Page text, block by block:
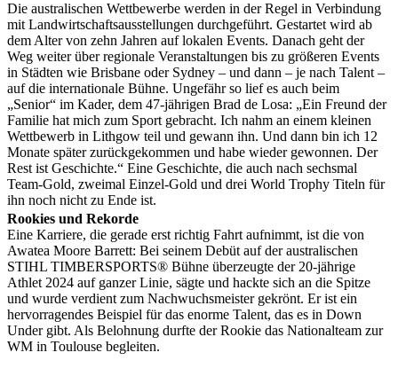
Die australischen Wettbewerbe werden in der Regel in Verbindung
mit Landwirtschaftsausstellungen durchgeführt. Gestartet wird ab
dem Alter von zehn Jahren auf lokalen Events. Danach geht der
Weg weiter über regionale Veranstaltungen bis zu größeren Events
in Städten wie Brisbane oder Sydney – und dann – je nach Talent –
auf die internationale Bühne. Ungefähr so lief es auch beim
„Senior“ im Kader, dem 47-jährigen Brad de Losa: „Ein Freund der
Familie hat mich zum Sport gebracht. Ich nahm an einem kleinen
Wettbewerb in Lithgow teil und gewann ihn. Und dann bin ich 12
Monate später zurückgekommen und habe wieder gewonnen. Der
Rest ist Geschichte.“ Eine Geschichte, die auch nach sechsmal
Team-Gold, zweimal Einzel-Gold und drei World Trophy Titeln für
ihn noch nicht zu Ende ist.
Rookies und Rekorde
Eine Karriere, die gerade erst richtig Fahrt aufnimmt, ist die von
Awatea Moore Barrett: Bei seinem Debüt auf der australischen
STIHL TIMBERSPORTS® Bühne überzeugte der 20-jährige
Athlet 2024 auf ganzer Linie, sägte und hackte sich an die Spitze
und wurde verdient zum Nachwuchsmeister gekrönt. Er ist ein
hervorragendes Beispiel für das enorme Talent, das es in Down
Under gibt. Als Belohnung durfte der Rookie das Nationalteam zur
WM in Toulouse begleiten.